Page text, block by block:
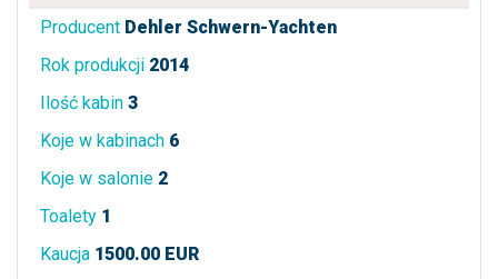
Producent Dehler Schwern-Yachten
Rok produkcji 2014
Ilość kabin 3
Koje w kabinach 6
Koje w salonie 2
Toalety 1
Kaucja 1500.00 EUR